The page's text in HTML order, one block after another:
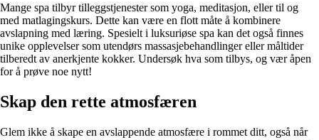
Mange spa tilbyr tilleggstjenester som yoga, meditasjon, eller til og
med matlagingskurs. Dette kan være en flott måte å kombinere
avslapning med læring. Spesielt i luksuriøse spa kan det også finnes
unike opplevelser som utendørs massasjebehandlinger eller måltider
tilberedt av anerkjente kokker. Undersøk hva som tilbys, og vær åpen
for å prøve noe nytt!
Skap den rette atmosfæren
Glem ikke å skape en avslappende atmosfære i rommet ditt, også når